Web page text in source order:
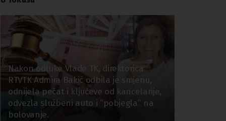
Nakon odluke Vlade TK, direktorica
RTVTK Admira Bakić odbila je smjenu,
odnijela pečat i ključeve od kancelarije,
odvezla službeni auto i “pobjegla” na
bolovanje.